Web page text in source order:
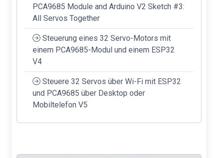
PCA9685 Module and Arduino V2 Sketch #3:
All Servos Together
Steuerung eines 32 Servo-Motors mit
einem PCA9685-Modul und einem ESP32
V4
Steuere 32 Servos über Wi-Fi mit ESP32
und PCA9685 über Desktop oder
Mobiltelefon V5